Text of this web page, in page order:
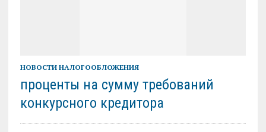
НОВОСТИ НАЛОГООБЛОЖЕНИЯ
проценты на сумму требований
конкурсного кредитора